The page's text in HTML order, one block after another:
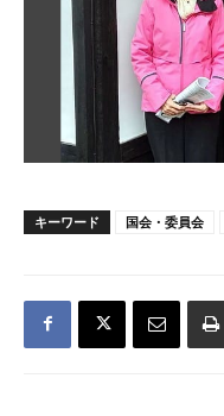
キーワード 国会・委員会